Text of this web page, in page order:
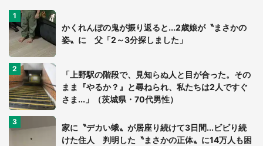
かくれんぼの鬼が振り返ると...2歳娘が〝まさかの
姿〟に 父「2～3分探しました」
「上野駅の階段で、見知らぬ人と目が合った。その
まま『やるか？』と尋ねられ、私たちは2人ですぐ
さま...」（茨城県・70代男性）
家に〝デカい蛾〟が居座り続けて3日間...ビビり続
けた住人 判明した〝まさかの正体〟に14万人も困